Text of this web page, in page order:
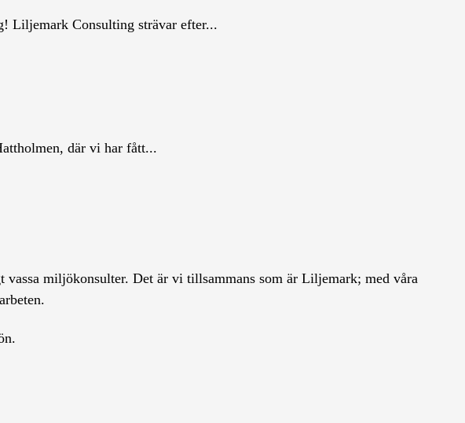
Liljemark Consulting strävar efter...
där vi har fått...
miljökonsulter. Det är vi tillsammans som är Liljemark; med våra